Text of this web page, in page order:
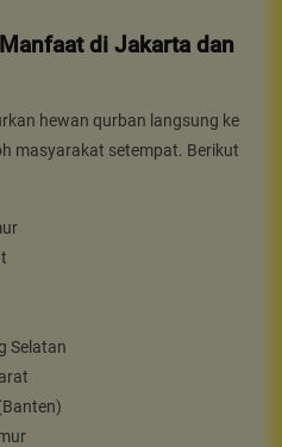
di Jakarta dan
hewan qurban langsung ke
masyarakat setempat. Berikut
Selatan